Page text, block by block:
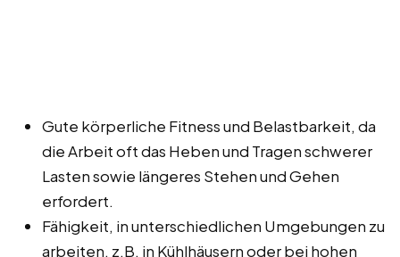
Gute körperliche Fitness und Belastbarkeit, da
die Arbeit oft das Heben und Tragen schwerer
Lasten sowie längeres Stehen und Gehen
erfordert.
Fähigkeit, in unterschiedlichen Umgebungen zu
arbeiten, z.B. in Kühlhäusern oder bei hohen